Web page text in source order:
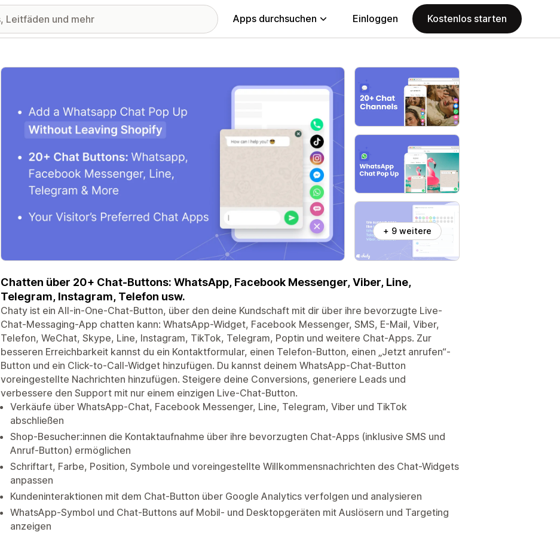
Apps durchsuchen Einloggen Kostenlos starten
Vorgestellte Bildergalerie
+ 9 weitere
Chatten über 20+ Chat-Buttons: WhatsApp, Facebook Messenger, Viber, Line,
Telegram, Instagram, Telefon usw.
Chaty ist ein All-in-One-Chat-Button, über den deine Kundschaft mit dir über ihre bevorzugte Live-
Chat-Messaging-App chatten kann: WhatsApp-Widget, Facebook Messenger, SMS, E-Mail, Viber,
Telefon, WeChat, Skype, Line, Instagram, TikTok, Telegram, Poptin und weitere Chat-Apps. Zur
besseren Erreichbarkeit kannst du ein Kontaktformular, einen Telefon-Button, einen „Jetzt anrufen“-
Button und ein Click-to-Call-Widget hinzufügen. Du kannst deinem WhatsApp-Chat-Button
voreingestellte Nachrichten hinzufügen. Steigere deine Conversions, generiere Leads und
verbessere den Support mit nur einem einzigen Live-Chat-Button.
Verkäufe über WhatsApp-Chat, Facebook Messenger, Line, Telegram, Viber und TikTok
abschließen
Shop-Besucher:innen die Kontaktaufnahme über ihre bevorzugten Chat-Apps (inklusive SMS und
Anruf-Button) ermöglichen
Schriftart, Farbe, Position, Symbole und voreingestellte Willkommensnachrichten des Chat-Widgets
anpassen
Kundeninteraktionen mit dem Chat-Button über Google Analytics verfolgen und analysieren
WhatsApp-Symbol und Chat-Buttons auf Mobil- und Desktopgeräten mit Auslösern und Targeting
anzeigen